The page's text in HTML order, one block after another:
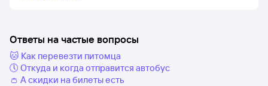
Ответы на частые вопросы
🐱 Как перевезти питомца
🕔 Откуда и когда отправится автобус
👛 А скидки на билеты есть